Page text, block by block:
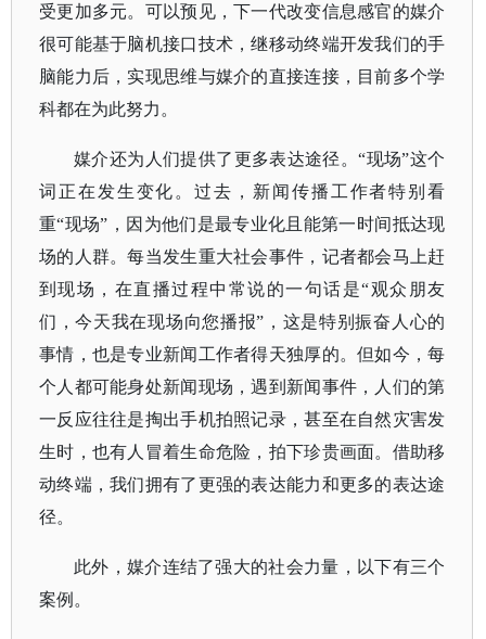
受更加多元。可以预见，下一代改变信息感官的媒介
很可能基于脑机接口技术，继移动终端开发我们的手
脑能力后，实现思维与媒介的直接连接，目前多个学
科都在为此努力。
媒介还为人们提供了更多表达途径。“现场”这个
词正在发生变化。过去，新闻传播工作者特别看
重“现场”，因为他们是最专业化且能第一时间抵达现
场的人群。每当发生重大社会事件，记者都会马上赶
到现场，在直播过程中常说的一句话是“观众朋友
们，今天我在现场向您播报”，这是特别振奋人心的
事情，也是专业新闻工作者得天独厚的。但如今，每
个人都可能身处新闻现场，遇到新闻事件，人们的第
一反应往往是掏出手机拍照记录，甚至在自然灾害发
生时，也有人冒着生命危险，拍下珍贵画面。借助移
动终端，我们拥有了更强的表达能力和更多的表达途
径。
此外，媒介连结了强大的社会力量，以下有三个
案例。